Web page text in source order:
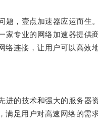
，壹点加速器应运而生。
专业的网络加速器提供
络连接，让用户可以高效
的技术和强大的服务器
满足用户对高速网络的需求